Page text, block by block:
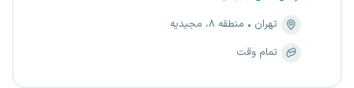
تهران
منطقه ۸، مجیدیه
تمام وقت